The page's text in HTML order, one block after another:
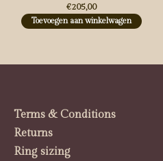
€205,00
Toevoegen aan winkelwagen
Terms & Conditions
Returns
Ring sizing